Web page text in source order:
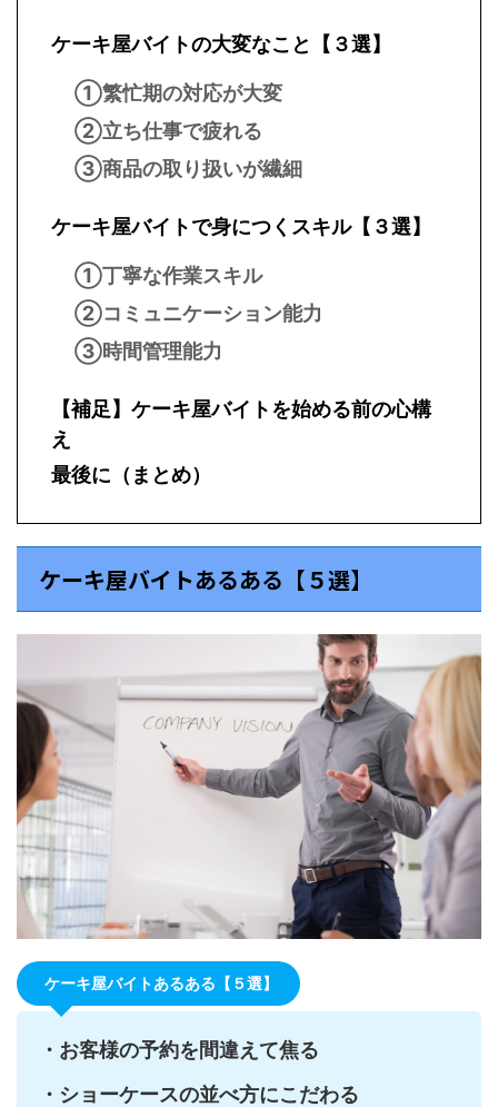
ケーキ屋バイトの大変なこと【３選】
①繁忙期の対応が大変
②立ち仕事で疲れる
③商品の取り扱いが繊細
ケーキ屋バイトで身につくスキル【３選】
①丁寧な作業スキル
②コミュニケーション能力
③時間管理能力
【補足】ケーキ屋バイトを始める前の心構
え
最後に（まとめ）
ケーキ屋バイトあるある【５選】
ケーキ屋バイトあるある【５選】
・お客様の予約を間違えて焦る
・ショーケースの並べ方にこだわる